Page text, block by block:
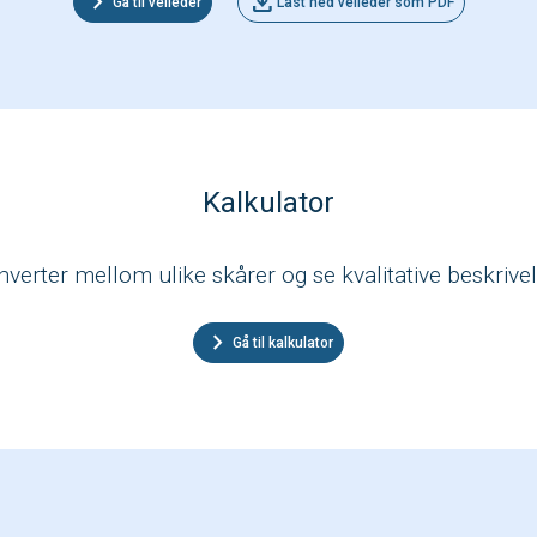
Kalkulator
mellom ulike skårer og se kvalitative
chevron_right Gå til kalkulator